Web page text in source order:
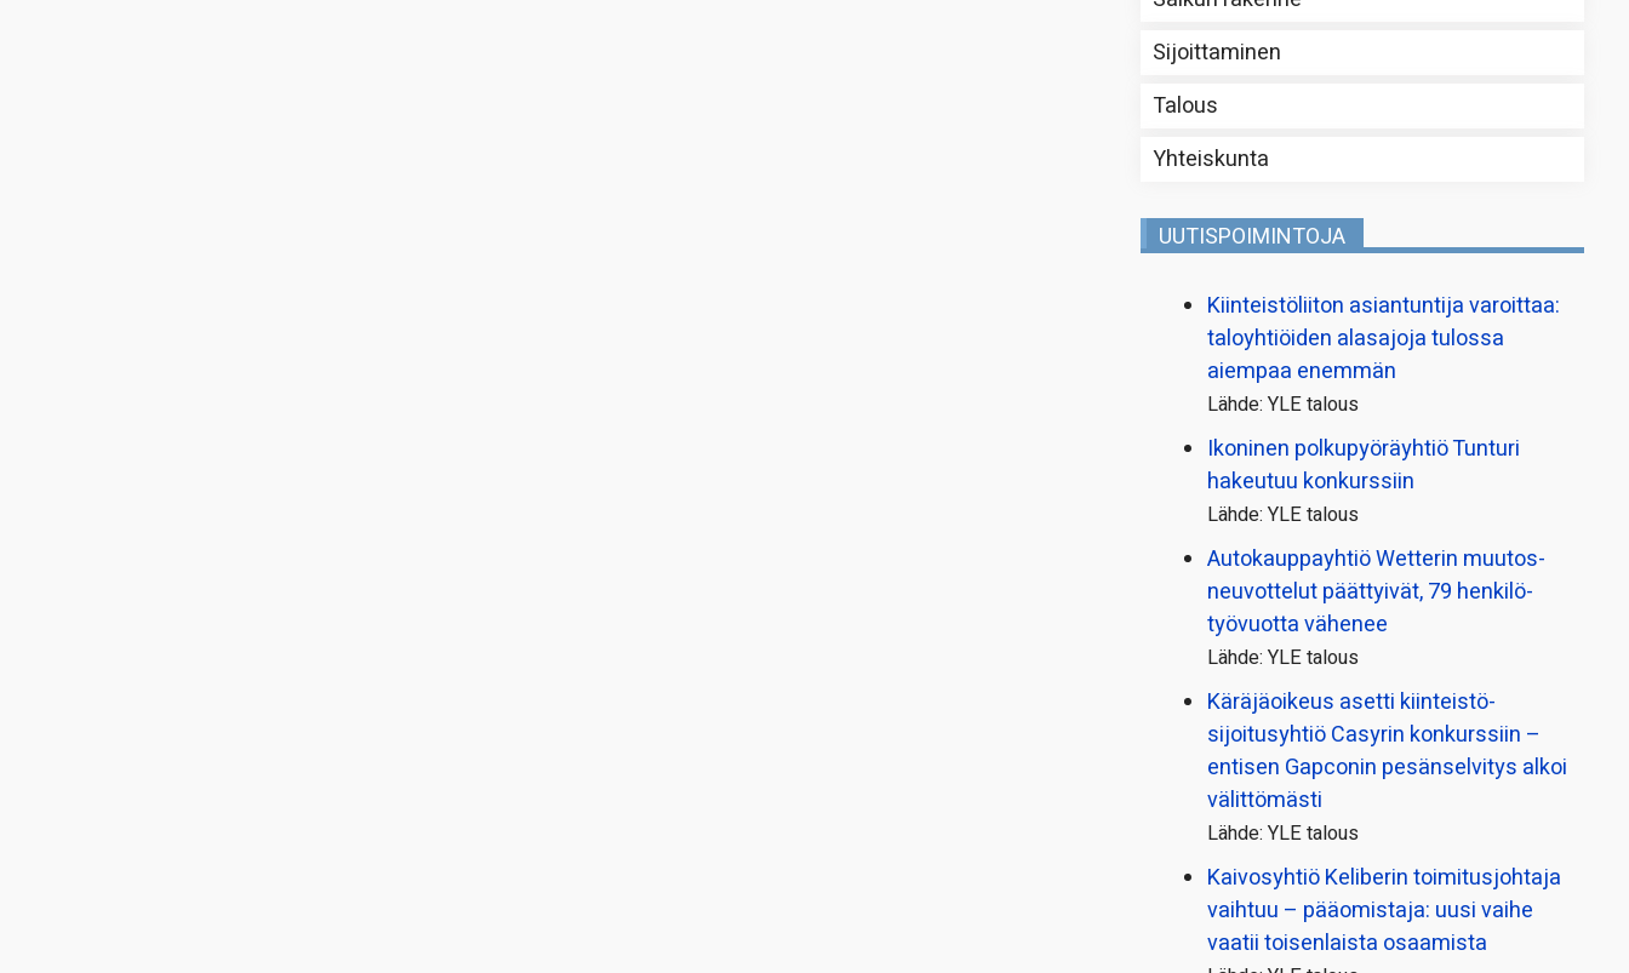
Sijoittaminen
Talous
Yhteiskunta
UUTISPOIMINTOJA
Kiinteistö­liiton asiantuntija varoittaa:
taloyhtiöiden alasajoja tulossa
aiempaa enemmän
Lähde: YLE talous
Ikoninen polkupyörä­yhtiö Tunturi
hakeutuu konkurssiin
Lähde: YLE talous
Autokauppayhtiö Wetterin muutos­
neuvottelut päättyivät, 79 henkilö­
työvuotta vähenee
Lähde: YLE talous
Käräjäoikeus asetti kiinteistö­
sijoitusyhtiö Casyrin konkurssiin –
entisen Gapconin pesänselvitys alkoi
välittömästi
Lähde: YLE talous
Kaivosyhtiö Keliberin toimitusjohtaja
vaihtuu – pääomistaja: uusi vaihe
vaatii toisenlaista osaamista